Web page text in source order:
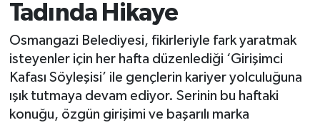
Tadında Hikaye
Osmangazi Belediyesi, fikirleriyle fark yaratmak
isteyenler için her hafta düzenlediği ‘Girişimci
Kafası Söyleşisi’ ile gençlerin kariyer yolculuğuna
ışık tutmaya devam ediyor. Serinin bu haftaki
konuğu, özgün girişimi ve başarılı marka
Ekonomi
Genel
Gündem
Magazin
Süper Lig Puan Durumu ve Fikstür
Tüm Manşetler
Son Dakika Haberleri
Haber Arşivi